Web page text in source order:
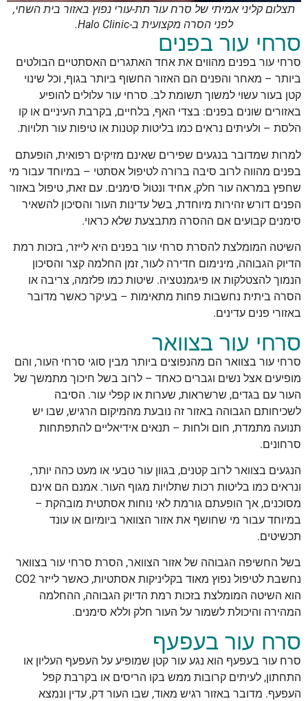
תצלום קליני אמיתי של סרח עור תת-עורי נפוץ באזור בית השחי,
לפני הסרה מקצועית ב-Halo Clinic.
סרחי עור בפנים
סרחי עור בפנים מהווים את אחד האתגרים האסתטיים הבולטים
ביותר – מאחר והפנים הם האזור החשוף ביותר בגוף, וכל שינוי
קטן בעור עשוי למשוך תשומת לב. סרחי עור עלולים להופיע
באזורים שונים בפנים: בצדי האף, בלחיים, בקרבת העיניים או קו
הלסת – ולעיתים נראים כמו בליטות קטנות או טיפות עור תלויות.
למרות שמדובר בנגעים שפירים שאינם מזיקים רפואית, הופעתם
בפנים מהווה לרוב סיבה ברורה לטיפול אסתטי – במיוחד עבור מי
שחפץ במראה עור חלק, אחיד ונטול סימנים. עם זאת, טיפול באזור
הפנים דורש זהירות מיוחדת, בשל עדינות העור והסיכון להשאיר
סימנים קבועים אם ההסרה מתבצעת שלא כראוי.
השיטה המומלצת להסרת סרחי עור בפנים היא לייזר, בזכות רמת
הדיוק הגבוהה, מינימום חדירה לעור, זמן החלמה קצר והסיכון
הנמוך להצטלקות או פיגמנטציה. שיטות כמו פלזמה, צריבה או
הסרה ביתית נחשבות פחות מתאימות – בעיקר כאשר מדובר
באזורי פנים עדינים.
סרחי עור בצוואר
סרחי עור בצוואר הם מהנפוצים ביותר מבין סוגי סרחי העור, והם
מופיעים אצל נשים וגברים כאחד – לרוב בשל חיכוך מתמשך של
העור עם בגדים, שרשראות, שערות או קפלי עור. הסיבה
לשכיחותם הגבוהה באזור זה נובעת מהמיקום הרגיש, שבו יש
תנועה מתמדת, חום ולחות – תנאים אידיאליים להתפתחות
סרחונים.
הנגעים בצוואר לרוב קטנים, בגוון עור טבעי או מעט כהה יותר,
ונראים כמו בליטות רכות שתלויות מגוף העור. אמנם הם אינם
מסוכנים, אך הופעתם גורמת לאי נוחות אסתטית מובהקת –
במיוחד עבור מי שחושף את אזור הצוואר ביומיום או עונד
תכשיטים.
בשל החשיפה הגבוהה של אזור הצוואר, הסרת סרחי עור בצוואר
נחשבת לטיפול נפוץ מאוד בקליניקות אסתטיות, כאשר לייזר CO2
הוא השיטה המומלצת בזכות רמת הדיוק הגבוהה, ההחלמה
המהירה והיכולת לשמור על העור חלק וללא סימנים.
סרח עור בעפעף
סרח עור בעפעף הוא נגע עור קטן שמופיע על העפעף העליון או
התחתון, לעיתים קרובות ממש בקו הריסים או בקרבת קפל
העפעף. מדובר באזור רגיש מאוד, שבו העור דק, עדין ונמצא